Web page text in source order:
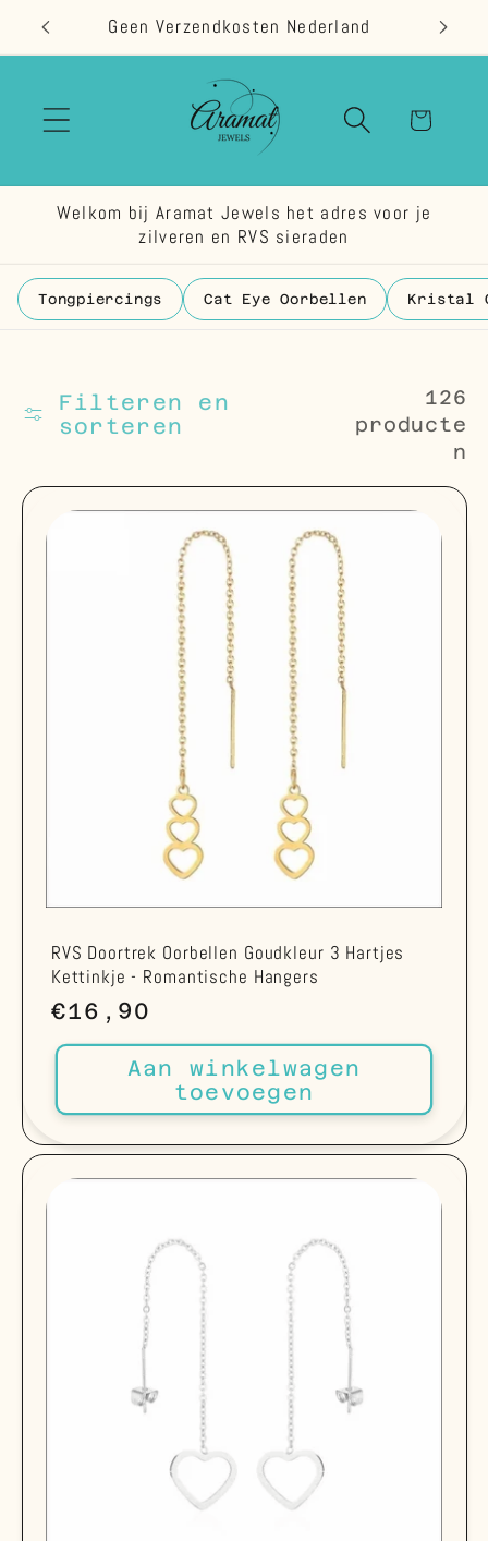
naar de
content
Geen Verzendkosten Nederland
Welkom bij Aramat Jewels het adres voor je
zilveren en RVS sieraden
Tongpiercings Cat Eye Oorbellen Kristal
Filteren en
sorteren
126
producte
n
RVS Doortrek Oorbellen Goudkleur 3 Hartjes
Kettinkje - Romantische Hangers
Normale
prijs
€16,90
Aan winkelwagen
toevoegen